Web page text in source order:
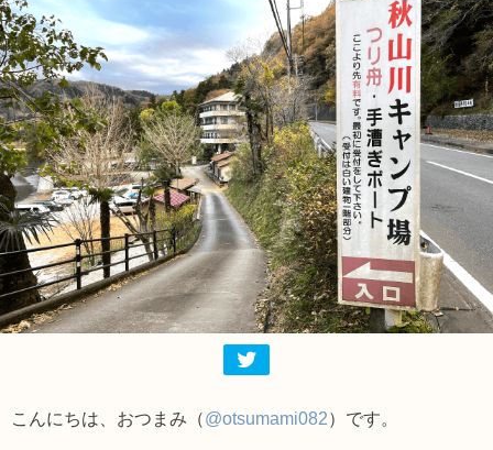
こんにちは、おつまみ（@otsumami082）です。